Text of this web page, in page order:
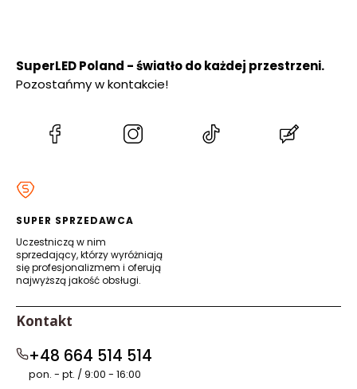
SuperLED Poland - światło do każdej przestrzeni.
Pozostańmy w kontakcie!
(Otwiera
(Otwiera
(Otwiera
SUPER SPRZEDAWCA
Uczestniczą w nim
sprzedający, którzy wyróżniają
się profesjonalizmem i oferują
najwyższą jakość obsługi.
Kontakt
+48 664 514 514
pon. - pt. / 9:00 - 16:00